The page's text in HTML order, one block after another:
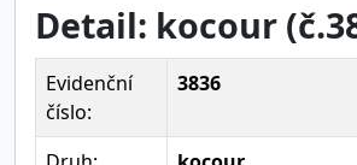
Detail: kocour
Evidenční
číslo:
3836